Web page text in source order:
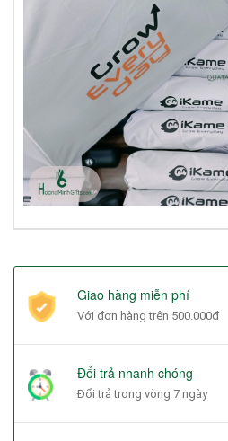
Giao hàng miễn phí
Với đơn hàng trên 500.000đ
Đổi trả nhanh chóng
Đổi trả trong vòng 7 ngày